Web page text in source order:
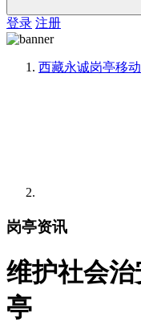
登录 注册
西藏永诚岗亭移
岗亭资讯
维护社会
亭